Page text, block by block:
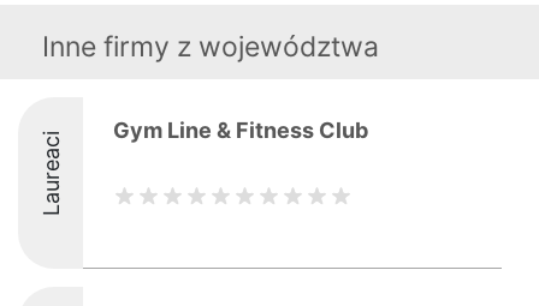
Inne firmy z województwa
Laureaci Gym Line & Fitness Club